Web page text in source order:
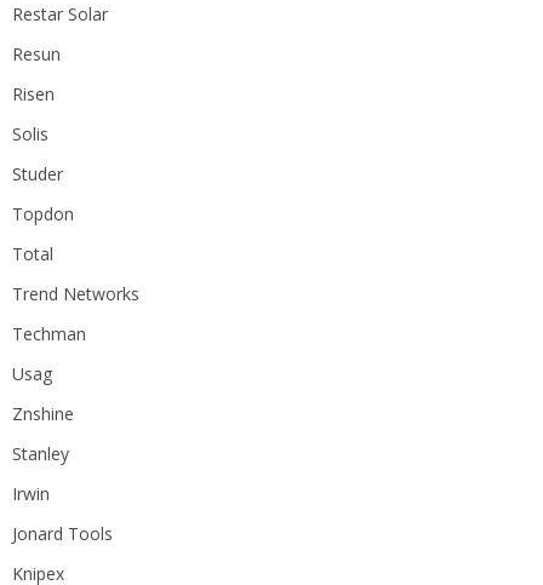
Restar Solar
Resun
Risen
Solis
Studer
Topdon
Total
Trend Networks
Techman
Usag
Znshine
Stanley
Irwin
Jonard Tools
Knipex